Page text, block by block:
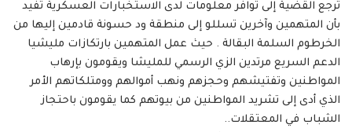
ترجع القضية إلى توافر معلومات لدى الاستخبارات العسكرية تفيد
بأن المتهمين وآخرين تسللو إلى منطقة ود حسونة قادمين إليها من
الخرطوم السلمة البقالة . حيث عمل المتهمين بارتكازات مليشيا
الدعم السريع مرتدين الزي الرسمي للمليشا ويقومون بإرهاب
المواطنين وتفتيشهم وحجزهم ونهب أموالهم وومتلكاتهم الأمر
الذي أدى إلى تشريد المواطنين من بيوتهم كما يقومون باحتجاز
الشباب في المعتقلات..